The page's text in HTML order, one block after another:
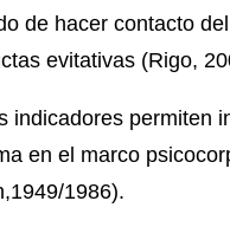
de hacer contacto
evitativas (Rigo,
indicadores permiten
en el marco
1986).